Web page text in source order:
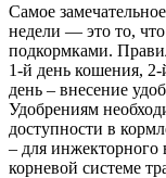
Самое
недели — это то, что
подкормками.
1-й день кошения,
день – внесение
Удобрениям
доступности в
– для инжекторного
корневой системе